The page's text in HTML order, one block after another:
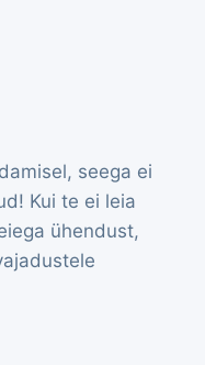
seega ei
Kui te ei leia
ühendust,